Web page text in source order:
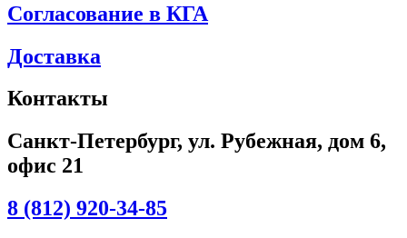
Согласование в КГА
Доставка
Контакты
Санкт-Петербург, ул. Рубежная, дом 6,
офис 21
8 (812) 920-34-85